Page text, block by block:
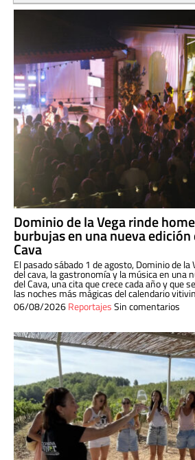
Dominio de la Vega rinde
burbujas en una nueva edición
Cava
El pasado sábado 1 de agosto, Dominio de
del cava, la gastronomía y la música en una
del Cava, una cita que crece cada año y que
las noches más mágicas del calendario
06/08/2026ReportajesSin comentarios